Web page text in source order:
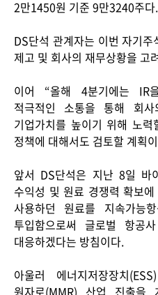
CONTACT
2만1450원 기준 9만3240주다.
DS단석 관계자는 이번 자기
제고 및 회사의 재무상황을 고
이어 “올해 4분기에는 IR
적극적인 소통을 통해 회
기업가치를 높이기 위해 노
정책에 대해서도 검토할 계획
앞서 DS단석은 지난 8일 바
수익성 및 원료 경쟁력 확보
사용하던 원료를 지속가능
투입함으로써 글로벌 항공
대응하겠다는 방침이다.
아울러 에너지저장장치
원자로(MMR) 산업 진출을